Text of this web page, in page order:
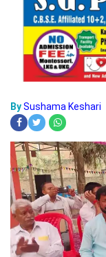
BySushama Keshari